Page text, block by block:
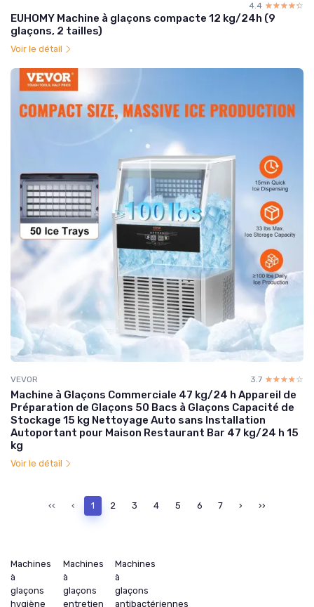
4.4 ☆☆☆☆☆
★★★★★
EUHOMY Machine à glaçons compacte 12 kg/24h (9
glaçons, 2 tailles)
Voir le détail
VEVOR 3.7 ☆☆☆☆☆
★★★★★
Machine à Glaçons Commerciale 47 kg/24 h Appareil de
Préparation de Glaçons 50 Bacs à Glaçons Capacité de
Stockage 15 kg Nettoyage Auto sans Installation
Autoportant pour Maison Restaurant Bar 47 kg/24 h 15
kg
Voir le détail
‹‹ ‹ 1 2 3 4 5 6 7 › ››
Machines
à
glaçons
hygiène
Machines
à
glaçons
entretien
Machines
à
glaçons
antibactériennes